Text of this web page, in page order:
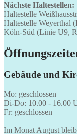
Nächste Haltestellen:
Haltestelle
Haltestelle Weyerthal
Köln-Süd (Linie U9,
Gebäude und
Mo: geschlossen
Di-Do: 10.00 - 16.00
Fr: geschlossen
Im Monat August